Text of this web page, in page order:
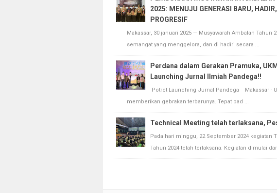
2025: MENUJU GENERASI BARU,
PROGRESIF
Makassar, 30 januari 2025 — Musyawarah Ambalan Tahun
semangat yang menggelora, dan di hadiri secara ...
Perdana dalam Gerakan Pramuka,
Launching Jurnal Ilmiah Pandega!!
Potret Launching Jurnal Pandega Makassar -
memberikan gebrakan terbarunya. Tepat pad ...
Technical Meeting telah terlaksana,
Pada hari minggu, 22 September 2024 kegiatan
Tahun 2024 telah terlaksana. Kegiatan dimulai dari